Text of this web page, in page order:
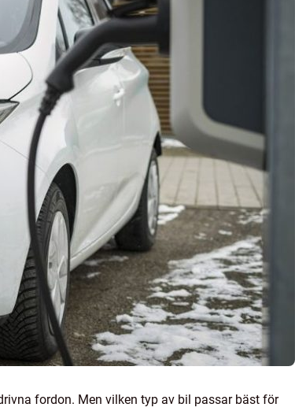
fordon. Men vilken typ av bil passar bäst för